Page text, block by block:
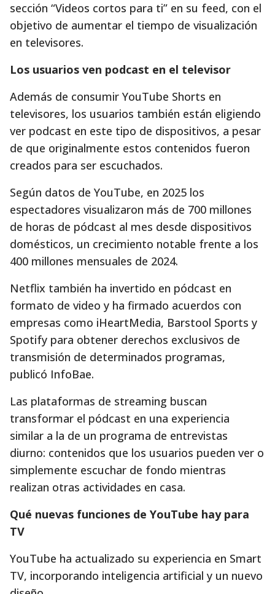
sección “Videos cortos para ti” en su feed, con el
objetivo de aumentar el tiempo de visualización
en televisores.
Los usuarios ven podcast en el televisor
Además de consumir YouTube Shorts en
televisores, los usuarios también están eligiendo
ver podcast en este tipo de dispositivos, a pesar
de que originalmente estos contenidos fueron
creados para ser escuchados.
Según datos de YouTube, en 2025 los
espectadores visualizaron más de 700 millones
de horas de pódcast al mes desde dispositivos
domésticos, un crecimiento notable frente a los
400 millones mensuales de 2024.
Netflix también ha invertido en pódcast en
formato de video y ha firmado acuerdos con
empresas como iHeartMedia, Barstool Sports y
Spotify para obtener derechos exclusivos de
transmisión de determinados programas,
publicó InfoBae.
Las plataformas de streaming buscan
transformar el pódcast en una experiencia
similar a la de un programa de entrevistas
diurno: contenidos que los usuarios pueden ver o
simplemente escuchar de fondo mientras
realizan otras actividades en casa.
Qué nuevas funciones de YouTube hay para
TV
YouTube ha actualizado su experiencia en Smart
TV, incorporando inteligencia artificial y un nuevo